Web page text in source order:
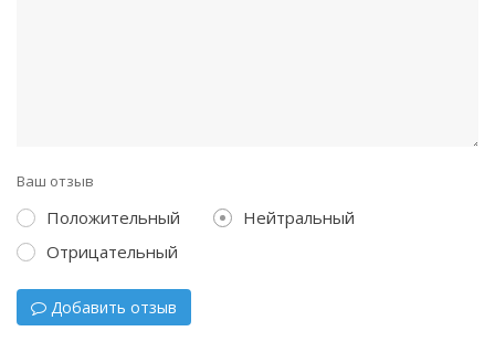
Ваш отзыв
Положительный
Нейтральный
Отрицательный
Добавить отзыв